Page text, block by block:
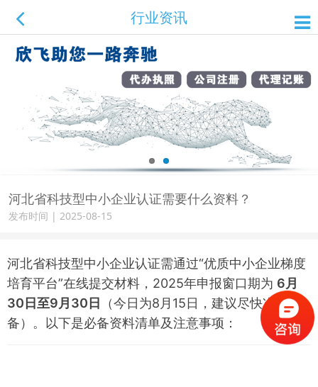
行业资讯
河北省科技型中小企业认证需要什么资料？
发布时间 | 2025-08-15
河北省科技型中小企业认证需通过“优质中小企业梯度
培育平台”在线提交材料，2025年申报窗口期为 6月
30日至9月30日
（今日为8月15日，建议尽快准
备） 。以下是必备资料清单及注意事项：